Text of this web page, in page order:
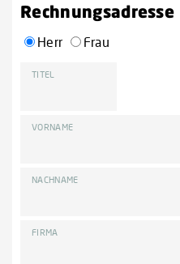
Rechnungsadresse
Herr Frau
TITEL
VORNAME
NACHNAME
FIRMA